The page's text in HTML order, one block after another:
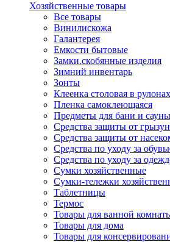
Хозяйственные товары
Все товары
Винилискожа
Галантерея
Емкости бытовые
Замки.скобянные изделия
Зимний инвентарь
Зонты
Клеенка столовая в рулонах
Пленка самоклеющаяся
Предметы для бани и сауны
Средства защиты от
Средства защиты от
Средства по уходу за
Средства по уходу за
Сумки хозяйственные
Сумки-тележки
Таблетницы
Термос
Товары для ванной
Товары для дома
Товары для